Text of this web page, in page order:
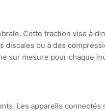
Cette traction vise à
ou à des
sur mesure pour chaque
Les appareils